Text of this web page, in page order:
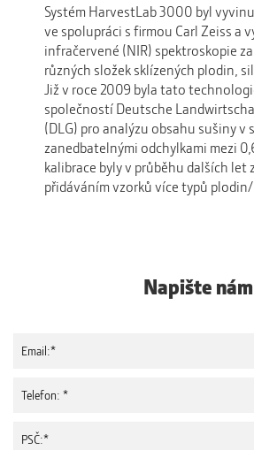
Systém HarvestLab 3000 byl
ve spolupráci s firmou Carl Zeiss a
infračervené (NIR) spektroskopie
různých složek sklízených plodin,
Již v roce 2009 byla tato
společností Deutsche
(DLG) pro analýzu obsahu sušiny v
zanedbatelnými odchylkami mezi
kalibrace byly v průběhu dalších let
přidáváním vzorků více typů
Napište nám